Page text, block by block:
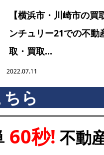
【横浜市・川崎市の買
ンチュリー21での不動
取・買取...
2022.07.11
ら
60秒! 不動